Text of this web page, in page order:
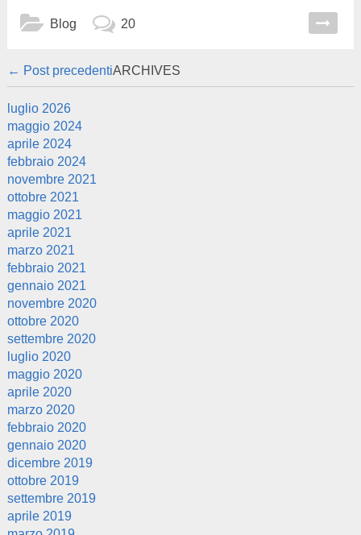
Blog 20
Post navigation
← Post precedentiARCHIVES
luglio 2026
maggio 2024
aprile 2024
febbraio 2024
novembre 2021
ottobre 2021
maggio 2021
aprile 2021
marzo 2021
febbraio 2021
gennaio 2021
novembre 2020
ottobre 2020
settembre 2020
luglio 2020
maggio 2020
aprile 2020
marzo 2020
febbraio 2020
gennaio 2020
dicembre 2019
ottobre 2019
settembre 2019
aprile 2019